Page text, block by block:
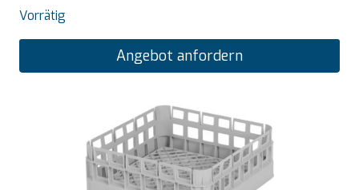
Vorrätig
Angebot anfordern